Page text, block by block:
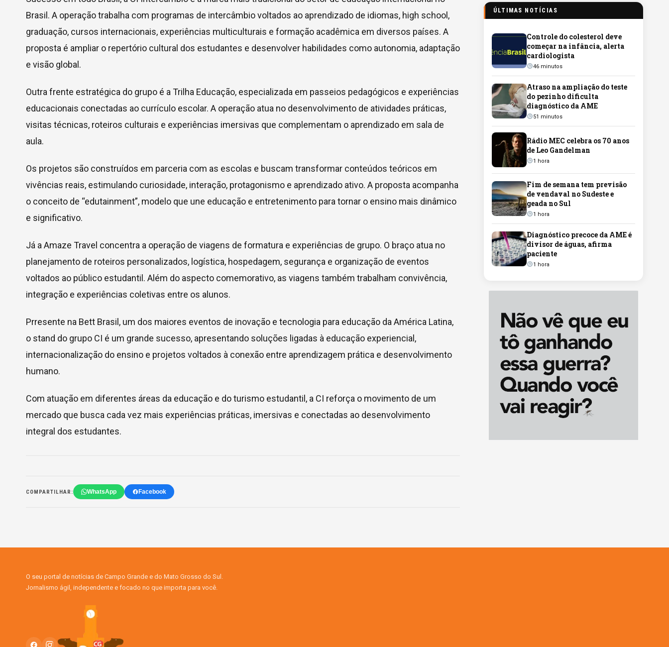
Brasil. A operação trabalha com programas de intercâmbio voltados ao aprendizado de idiomas, high school,
graduação, cursos internacionais, experiências multiculturais e formação acadêmica em diversos países. A
proposta é ampliar o repertório cultural dos estudantes e desenvolver habilidades como autonomia, adaptação
e visão global.
Outra frente estratégica do grupo é a Trilha Educação, especializada em passeios pedagógicos e experiências
educacionais conectadas ao currículo escolar. A operação atua no desenvolvimento de atividades práticas,
visitas técnicas, roteiros culturais e experiências imersivas que complementam o aprendizado em sala de
aula.
Os projetos são construídos em parceria com as escolas e buscam transformar conteúdos teóricos em
vivências reais, estimulando curiosidade, interação, protagonismo e aprendizado ativo. A proposta acompanha
o conceito de “edutainment”, modelo que une educação e entretenimento para tornar o ensino mais dinâmico
e significativo.
Já a Amaze Travel concentra a operação de viagens de formatura e experiências de grupo. O braço atua no
planejamento de roteiros personalizados, logística, hospedagem, segurança e organização de eventos
voltados ao público estudantil. Além do aspecto comemorativo, as viagens também trabalham convivência,
integração e experiências coletivas entre os alunos.
Prresente na Bett Brasil, um dos maiores eventos de inovação e tecnologia para educação da América Latina,
o stand do grupo CI é um grande sucesso, apresentando soluções ligadas à educação experiencial,
internacionalização do ensino e projetos voltados à conexão entre aprendizagem prática e desenvolvimento
humano.
Com atuação em diferentes áreas da educação e do turismo estudantil, a CI reforça o movimento de um
mercado que busca cada vez mais experiências práticas, imersivas e conectadas ao desenvolvimento
integral dos estudantes.
COMPARTILHAR: WhatsApp Facebook
ÚLTIMAS NOTÍCIAS
Controle do colesterol deve
começar na infância, alerta
cardiologista
46 minutos
Atraso na ampliação do teste
do pezinho dificulta
diagnóstico da AME
51 minutos
Rádio MEC celebra os 70 anos
de Leo Gandelman
1 hora
Fim de semana tem previsão
de vendaval no Sudeste e
geada no Sul
1 hora
Diagnóstico precoce da AME é
divisor de águas, afirma
paciente
1 hora
O seu portal de notícias de Campo Grande e do Mato Grosso do Sul.
Jornalismo ágil, independente e focado no que importa para você.